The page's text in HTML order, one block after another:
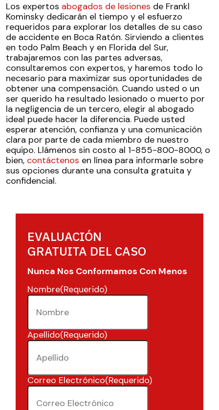
Los expertos abogados de lesiones de Frankl
Kominsky dedicarán el tiempo y el esfuerzo
requeridos para explorar los detalles de su caso
de accidente en Boca Ratón. Sirviendo a clientes
en todo Palm Beach y en Florida del Sur,
trabajaremos con las partes adversas,
consultaremos con expertos, y haremos todo lo
necesario para maximizar sus oportunidades de
obtener una compensación. Cuando usted o un
ser querido ha resultado lesionado o muerto por
la negligencia de un tercero, elegir al abogado
ideal puede hacer la diferencia. Puede usted
esperar atención, confianza y una comunicación
clara por parte de cada miembro de nuestro
equipo. Llámenos sin costo al 1-855-800-8000, o
bien, contáctenos en línea para informarle sobre
sus opciones durante una consulta gratuita y
confidencial.
EVALUACIÓN
GRATUITA DEL CASO
Nunca Nos Conformamos Con Menos
Nombre(Requerido)
Apellido(Requerido)
Correo Electrónico(Requerido)